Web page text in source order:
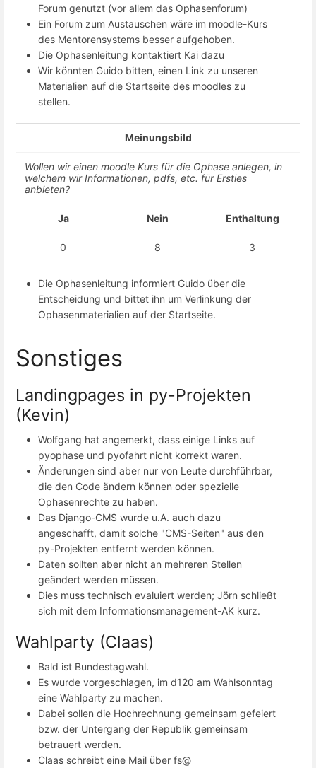
Forum genutzt (vor allem das Ophasenforum)
Ein Forum zum Austauschen wäre im moodle-Kurs
des Mentorensystems besser aufgehoben.
Die Ophasenleitung kontaktiert Kai dazu
Wir könnten Guido bitten, einen Link zu unseren
Materialien auf die Startseite des moodles zu
stellen.
Meinungsbild
Wollen wir einen moodle Kurs für die Ophase anlegen, in
welchem wir Informationen, pdfs, etc. für Ersties
anbieten?
Ja Nein Enthaltung
0 8 3
Die Ophasenleitung informiert Guido über die
Entscheidung und bittet ihn um Verlinkung der
Ophasenmaterialien auf der Startseite.
Sonstiges
Landingpages in py-Projekten
(Kevin)
Wolfgang hat angemerkt, dass einige Links auf
pyophase und pyofahrt nicht korrekt waren.
Änderungen sind aber nur von Leute durchführbar,
die den Code ändern können oder spezielle
Ophasenrechte zu haben.
Das Django-CMS wurde u.A. auch dazu
angeschafft, damit solche "CMS-Seiten" aus den
py-Projekten entfernt werden können.
Daten sollten aber nicht an mehreren Stellen
geändert werden müssen.
Dies muss technisch evaluiert werden; Jörn schließt
sich mit dem Informationsmanagement-AK kurz.
Wahlparty (Claas)
Bald ist Bundestagwahl.
Es wurde vorgeschlagen, im d120 am Wahlsonntag
eine Wahlparty zu machen.
Dabei sollen die Hochrechnung gemeinsam gefeiert
bzw. der Untergang der Republik gemeinsam
betrauert werden.
Claas schreibt eine Mail über fs@